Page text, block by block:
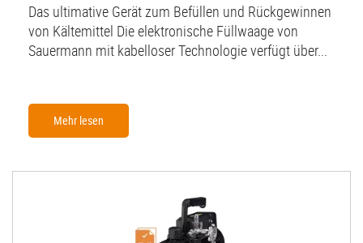
Das ultimative Gerät zum Befüllen und Rückgewinnen
von Kältemittel Die elektronische Füllwaage von
Sauermann mit kabelloser Technologie verfügt über...
Mehr lesen